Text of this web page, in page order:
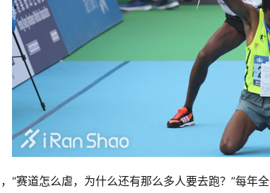
“赛道怎么虐，为什么还有那么多人要去跑？”每年